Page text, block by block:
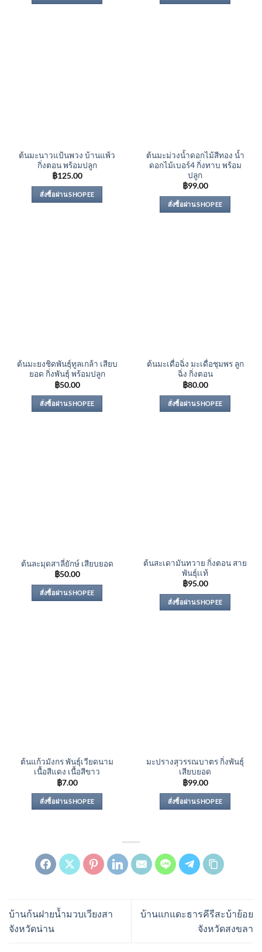
ต้นมะนาวแป้นพวง บ้านแพ้ว
กิ่งตอน พร้อมปลูก
฿125.00
สั่งซื้อผ่าน SHOPEE
ต้นมะม่วงน้ำดอกไม้สีทอง น้ำ
ดอกไม้เบอร์4 กิ่งทาบ พร้อม
ปลูก
฿99.00
สั่งซื้อผ่าน SHOPEE
ต้นมะยงชิดพันธุ์ทูลเกล้า เสียบ
ยอด กิ่งพันธุ์ พร้อมปลูก
฿50.00
สั่งซื้อผ่าน SHOPEE
ต้นมะเดื่อฉิ่ง มะเดื่อชุมพร ลูก
ฉิ่ง กิ่งตอน
฿80.00
สั่งซื้อผ่าน SHOPEE
ต้นละมุดสาลี่ยักษ์ เสียบยอด
฿50.00
สั่งซื้อผ่าน SHOPEE
ต้นสะเดามันทวาย กิ่งตอน สาย
พันธุ์เเท้
฿95.00
สั่งซื้อผ่าน SHOPEE
ต้นแก้วมังกร พันธุ์เวียดนาม
เนื้อสีแดง เนื้อสีขาว
฿7.00
สั่งซื้อผ่าน SHOPEE
มะปรางสุวรรณบาตร กิ่งพันธุ์
เสียบยอด
฿99.00
สั่งซื้อผ่าน SHOPEE
บ้านก้นฝายน้ำมวบเวียงสา
จังหวัดน่าน
บ้านแกแดะธารคีรีสะบ้าย้อย
จังหวัดสงขลา